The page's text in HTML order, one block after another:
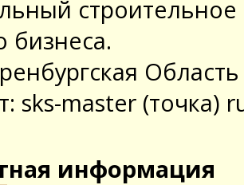
бизнеса.
sks-master (точка)
информация